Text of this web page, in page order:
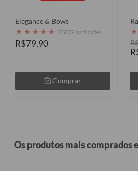
Elegance & Bows
★ ★ ★ ★ ★ 105079 avaliações
R$79,90
Comprar
★
Os produtos mais comprados